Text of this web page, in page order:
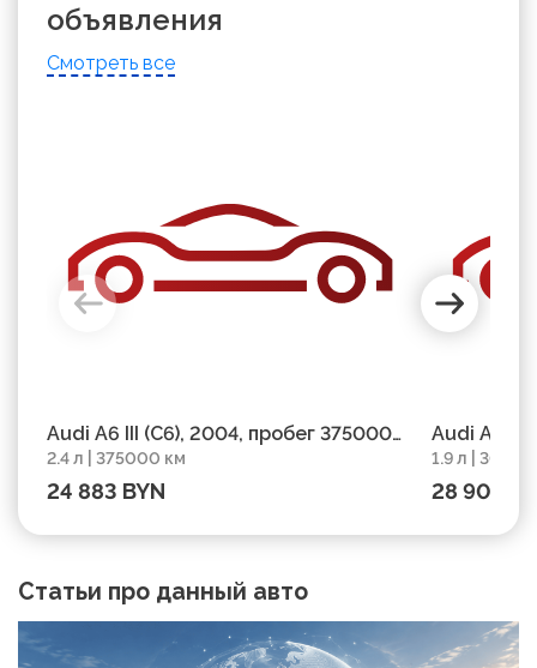
объявления
Смотреть все
Audi A6 III (C6), 2004, пробег 375000
км
2.4 л | 375000 км
24 883 BYN
Audi A6
303650 км
1.9 л |
28 906
Статьи про данный авто